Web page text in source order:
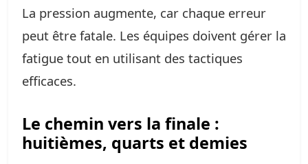
La pression augmente, car chaque erreur
peut être fatale. Les équipes doivent gérer la
fatigue tout en utilisant des tactiques
efficaces.
Le chemin vers la finale :
huitièmes, quarts et demies